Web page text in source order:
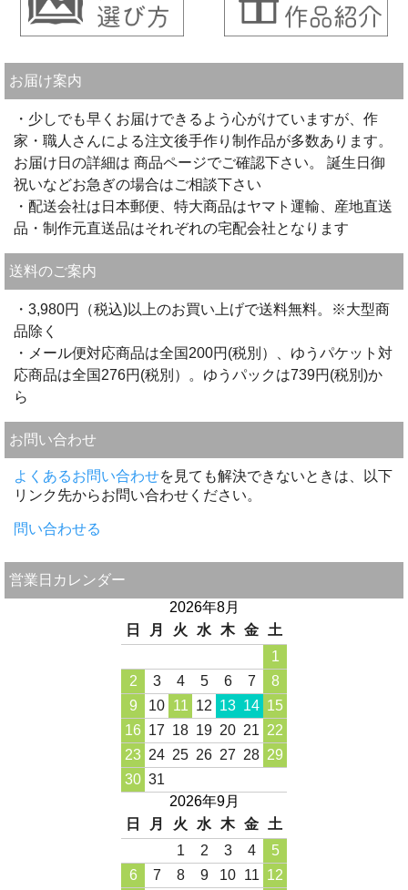
お届け案内
・少しでも早くお届けできるよう心がけていますが、作
家・職人さんによる注文後手作り制作品が多数あります。
お届け日の詳細は 商品ページでご確認下さい。 誕生日御
祝いなどお急ぎの場合はご相談下さい
・配送会社は日本郵便、特大商品はヤマト運輸、産地直送
品・制作元直送品はそれぞれの宅配会社となります
送料のご案内
・3,980円（税込)以上のお買い上げで送料無料。※大型商
品除く
・メール便対応商品は全国200円(税別）、ゆうパケット対
応商品は全国276円(税別）。ゆうパックは739円(税別)か
ら
お問い合わせ
よくあるお問い合わせを見ても解決できないときは、以下
リンク先からお問い合わせください。
問い合わせる
営業日カレンダー
2026年8月
日
月 火 水 木 金
土
1
2
3 4 5 6 7
8
9
10 11 12 13 14 15
16 17 18 19 20 21 22
23 24 25 26 27 28 29
30 31
2026年9月
日
月 火 水 木 金
土
1
2 3 4
5
6
7 8 9 10 11 12